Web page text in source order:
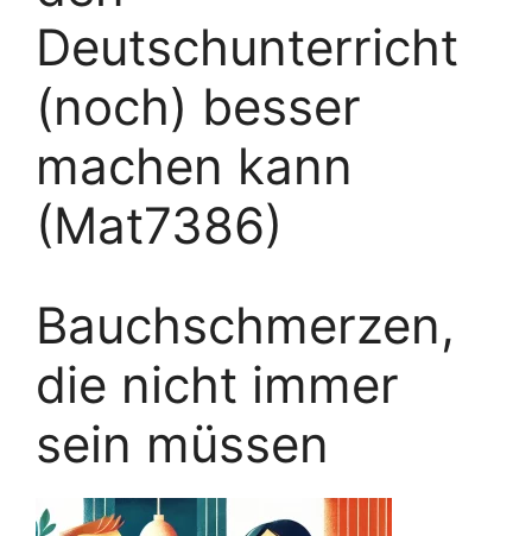
Deutschunterricht
(noch) besser
machen kann
(Mat7386)
Bauchschmerzen,
die nicht immer
sein müssen